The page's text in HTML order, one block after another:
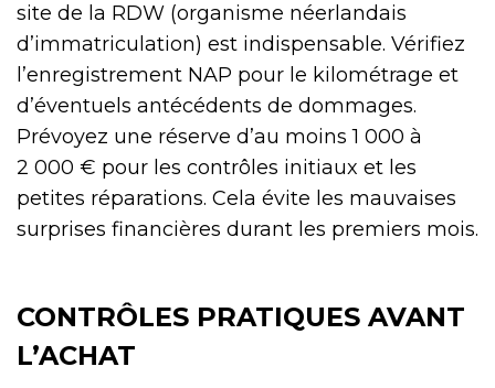
site de la RDW (organisme néerlandais
d’immatriculation) est indispensable. Vérifiez
l’enregistrement NAP pour le kilométrage et
d’éventuels antécédents de dommages.
Prévoyez une réserve d’au moins 1 000 à
2 000 € pour les contrôles initiaux et les
petites réparations. Cela évite les mauvaises
surprises financières durant les premiers mois.
CONTRÔLES PRATIQUES AVANT
L’ACHAT